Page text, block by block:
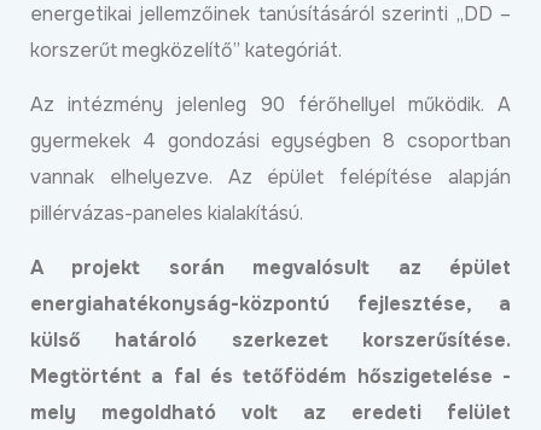
energetikai jellemzőinek tanúsításáról szerinti „DD –
korszerűt megközelítő” kategóriát.
Az intézmény jelenleg 90 férőhellyel működik. A
gyermekek 4 gondozási egységben 8 csoportban
vannak elhelyezve. Az épület felépítése alapján
pillérvázas-paneles kialakítású.
A projekt során megvalósult az épület
energiahatékonyság-központú fejlesztése, a
külső határoló szerkezet korszerűsítése.
Megtörtént a fal és tetőfödém hőszigetelése -
mely megoldható volt az eredeti felület